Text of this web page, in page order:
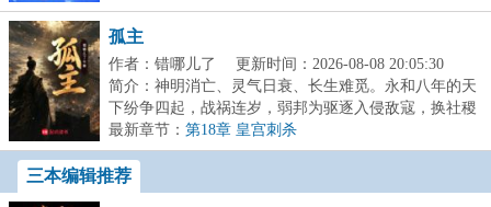
孤主
作者：错哪儿了
更新时间：2026-08-08 20:05:30
简介：神明消亡、灵气日衰、长生难觅。永和八年的天
下纷争四起，战祸连岁，弱邦为驱逐入侵敌寇，换社稷
存...
最新章节： 第18章 皇宫刺杀
三本编辑推荐